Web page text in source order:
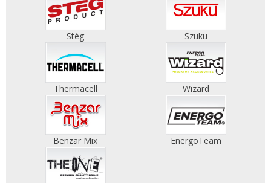
Stég Szuku
Thermacell Wizard
Benzar Mix EnergoTeam